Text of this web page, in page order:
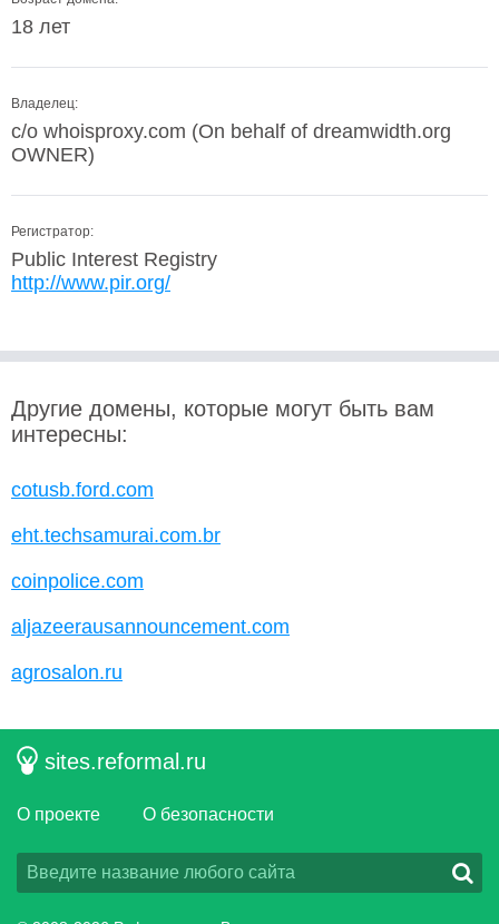
18 лет
Владелец:
c/o whoisproxy.com (On behalf of dreamwidth.org
OWNER)
Регистратор:
Public Interest Registry
http://www.pir.org/
Другие домены, которые могут быть вам
интересны:
cotusb.ford.com
eht.techsamurai.com.br
coinpolice.com
aljazeerausannouncement.com
agrosalon.ru
sites.reformal.ru
О проекте О безопасности